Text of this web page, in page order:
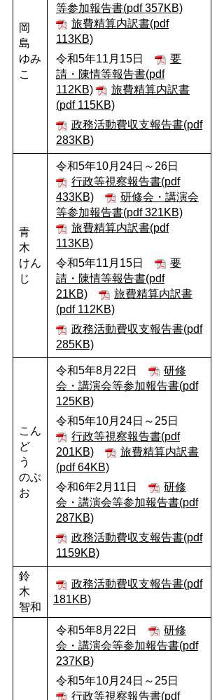
岡
島
ゆみ
こ
等参加報告書(pdf 357KB)
旅費精算内訳書(pdf
113KB)
令和5年11月15日
要
請・陳情等報告書(pdf
112KB)
旅費精算内訳書
(pdf 115KB)
政務活動費収支報告書(pdf
283KB)
青
木
けん
じ
令和5年10月24日～26日
行政等視察報告書(pdf
433KB)
研修会・講演会
等参加報告書(pdf 321KB)
旅費精算内訳書(pdf
113KB)
令和5年11月15日
要
請・陳情等報告書(pdf
21KB)
旅費精算内訳書
(pdf 112KB)
政務活動費収支報告書(pdf
285KB)
こん
ど
う
のぶ
お
令和5年8月22日
研修
会・講演会等参加報告書(pdf
125KB)
令和5年10月24日～25日
行政等視察報告書(pdf
201KB)
旅費精算内訳書
(pdf 64KB)
令和6年2月11日
研修
会・講演会等参加報告書(pdf
287KB)
政務活動費収支報告書(pdf
1159KB)
鈴
木
智和
政務活動費収支報告書(pdf
181KB)
令和5年8月22日
研修
会・講演会等参加報告書(pdf
237KB)
令和5年10月24日～25日
行政等視察報告書(pdf